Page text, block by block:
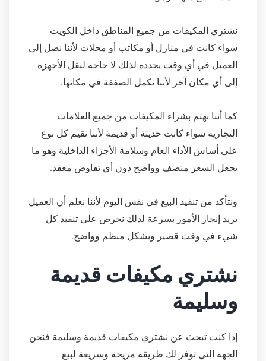
نشتري المكيفات من جميع المناطق داخل الكويت
سواء كانت في منازل أو مكاتب أو محلات لأننا نصل إلى
العميل في أي وقت يحدده لذلك لا حاجة لنقل الأجهزة
إلى أي مكان آخر لأننا نكمل الصفقة في مكانها.
كما أننا نهتم بشراء المكيفات من جميع العلامات
التجارية سواء كانت حديثة أو قديمة لأننا نقيم كل نوع
على أساس الأداء العام وسلامة الأجزاء الداخلية وهو ما
يجعل السعر منصف وواضح دون أي تفاوض معقد.
ونتأكد من تنفيذ البيع في نفس اليوم لأننا نعلم أن العميل
يريد إنجاز الأمور بسرعة لذلك نحرص على تنفيذ كل
شيء في وقت قصير وبشكل منظم وواضح.
نشتري مكيفات قديمة
وسليمة
إذا كنت تبحث عن نشتري مكيفات قديمة وسليمة فنحن
الجهة التي توفر لك طريقة مريحة وسريعة لبيع